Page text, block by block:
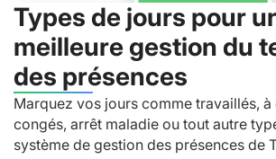
Types de jours pour
meilleure gestion du
des présences
Marquez vos jours comme travaillés, à
congés, arrêt maladie ou tout autre
système de gestion des présences de